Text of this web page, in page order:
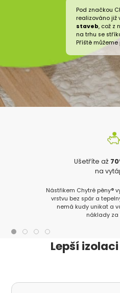
Pod značkou
realizováno již
staveb, což z
na trhu se
Příště
Ušetříte až
na
Nástřikem Chytré pěny®
vrstvu bez spár a
nemá kudy unikat a
náklady za
Lepší